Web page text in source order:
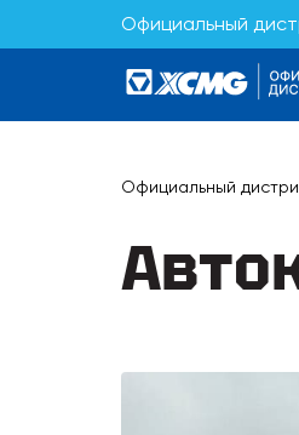
Официальный
Официальный